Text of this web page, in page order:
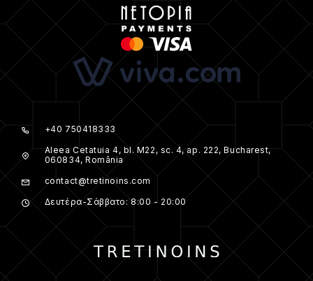
+40 750418333
Aleea Cetatuia 4, bl. M22, sc. 4, ap. 222, Bucharest,
060834, România
contact@tretinoins.com
Δευτέρα-Σάββατο: 8:00 - 20:00